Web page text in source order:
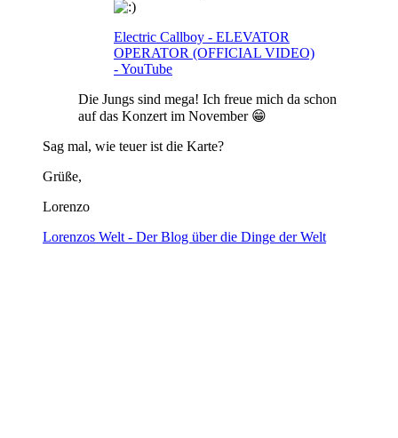
Electric Callboy - ELEVATOR
OPERATOR (OFFICIAL VIDEO)
- YouTube
Die Jungs sind mega! Ich freue mich da schon
auf das Konzert im November 😁
Sag mal, wie teuer ist die Karte?
Grüße,
Lorenzo
Lorenzos Welt - Der Blog über die Dinge der Welt